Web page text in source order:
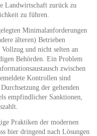
Landwirtschaft zurück zu
zu führen.
Minimalanforderungen
älteren) Betrieben
und nicht selten an
Behörden. Ein Problem
zwischen
Kontrollen sind
der geltenden
empfindlicher Sanktionen,
Praktiken der modernen
hier dringend nach Lösungen